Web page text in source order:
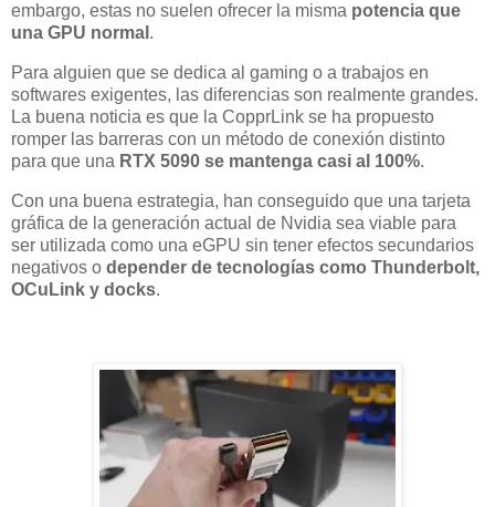
embargo, estas no suelen ofrecer la misma potencia que
una GPU normal .
Para alguien que se dedica al gaming o a trabajos en
softwares exigentes, las diferencias son realmente grandes.
La buena noticia es que la CopprLink se ha propuesto
romper las barreras con un método de conexión distinto
para que una RTX 5090 se mantenga casi al 100%.
Con una buena estrategia, han conseguido que una tarjeta
gráfica de la generación actual de Nvidia sea viable para
ser utilizada como una eGPU sin tener efectos secundarios
negativos o depender de tecnologías como Thunderbolt,
OCuLink y docks.